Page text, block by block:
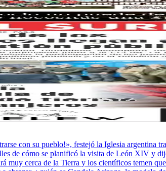
con su pueblo!», festejó la Iglesia argentina
de cómo se planificó la visita de León XIV y
muy cerca de la Tierra y los científicos temen